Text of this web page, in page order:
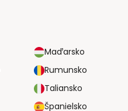
Maďarsko
Rumunsko
Taliansko
Španielsko